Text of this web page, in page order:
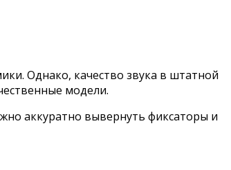
Однако, качество звука в штатной
модели.
аккуратно вывернуть фиксаторы и